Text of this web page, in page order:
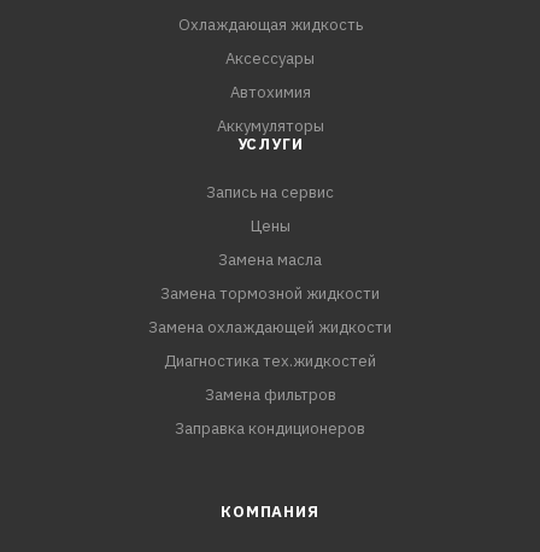
• Проверено для турбокомпрессоров и каталитических
Охлаждающая жидкость
Аксессуары
Автохимия
Аккумуляторы
УСЛУГИ
Запись на сервис
Цены
Замена масла
Замена тормозной жидкости
Замена охлаждающей жидкости
Диагностика тех.жидкостей
Замена фильтров
Заправка кондиционеров
КОМПАНИЯ